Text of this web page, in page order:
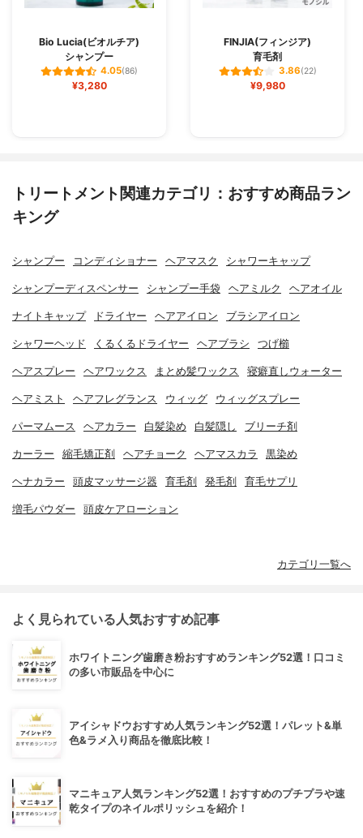
Bio Lucia(ビオルチア)
シャンプー
4.05(86)
¥3,280
FINJIA(フィンジア)
育毛剤
3.86(22)
¥9,980
トリートメント関連カテゴリ：おすすめ商品ラン
キング
シャンプー コンディショナー ヘアマスク シャワーキャップ
シャンプーディスペンサー シャンプー手袋 ヘアミルク ヘアオイル
ナイトキャップ ドライヤー ヘアアイロン ブラシアイロン
シャワーヘッド くるくるドライヤー ヘアブラシ つげ櫛
ヘアスプレー ヘアワックス まとめ髪ワックス 寝癖直しウォーター
ヘアミスト ヘアフレグランス ウィッグ ウィッグスプレー
パーマムース ヘアカラー 白髪染め 白髪隠し ブリーチ剤
カーラー 縮毛矯正剤 ヘアチョーク ヘアマスカラ 黒染め
ヘナカラー 頭皮マッサージ器 育毛剤 発毛剤 育毛サプリ
増毛パウダー 頭皮ケアローション
カテゴリ一覧へ
よく見られている人気おすすめ記事
ホワイトニング歯磨き粉おすすめランキング52選！口コミ
の多い市販品を中心に
アイシャドウおすすめ人気ランキング52選！パレット&単
色&ラメ入り商品を徹底比較！
マニキュア人気ランキング52選！おすすめのプチプラや速
乾タイプのネイルポリッシュを紹介！